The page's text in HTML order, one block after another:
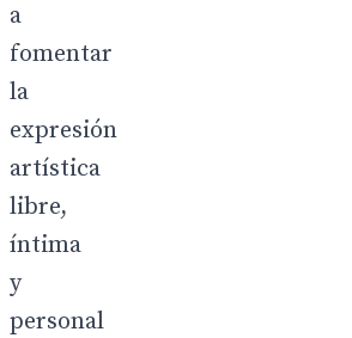
a
fomentar
la
expresión
artística
libre,
íntima
y
personal